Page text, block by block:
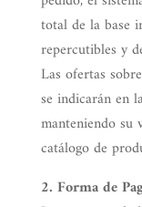
total de la base
repercutibles y
Las ofertas
se indicarán en
manteniendo su
catálogo de
2. Forma de